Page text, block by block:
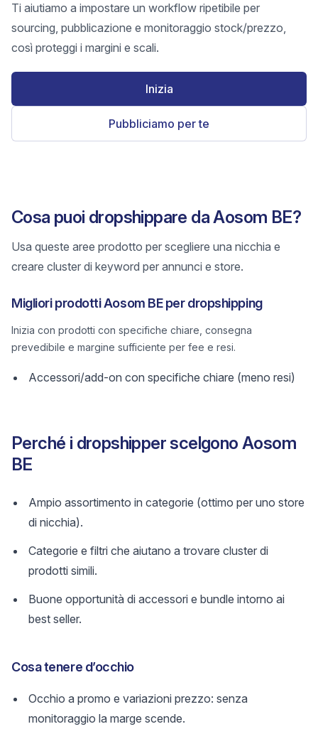
Ti aiutiamo a impostare un workflow ripetibile per
sourcing, pubblicazione e monitoraggio stock/prezzo,
così proteggi i margini e scali.
Inizia
Pubbliciamo per te
Cosa puoi dropshippare da Aosom BE?
Usa queste aree prodotto per scegliere una nicchia e
creare cluster di keyword per annunci e store.
Migliori prodotti Aosom BE per dropshipping
Inizia con prodotti con specifiche chiare, consegna
prevedibile e margine sufficiente per fee e resi.
Accessori/add-on con specifiche chiare (meno resi)
Perché i dropshipper scelgono Aosom
BE
Ampio assortimento in categorie (ottimo per uno store
di nicchia).
Categorie e filtri che aiutano a trovare cluster di
prodotti simili.
Buone opportunità di accessori e bundle intorno ai
best seller.
Cosa tenere d’occhio
Occhio a promo e variazioni prezzo: senza
monitoraggio la marge scende.